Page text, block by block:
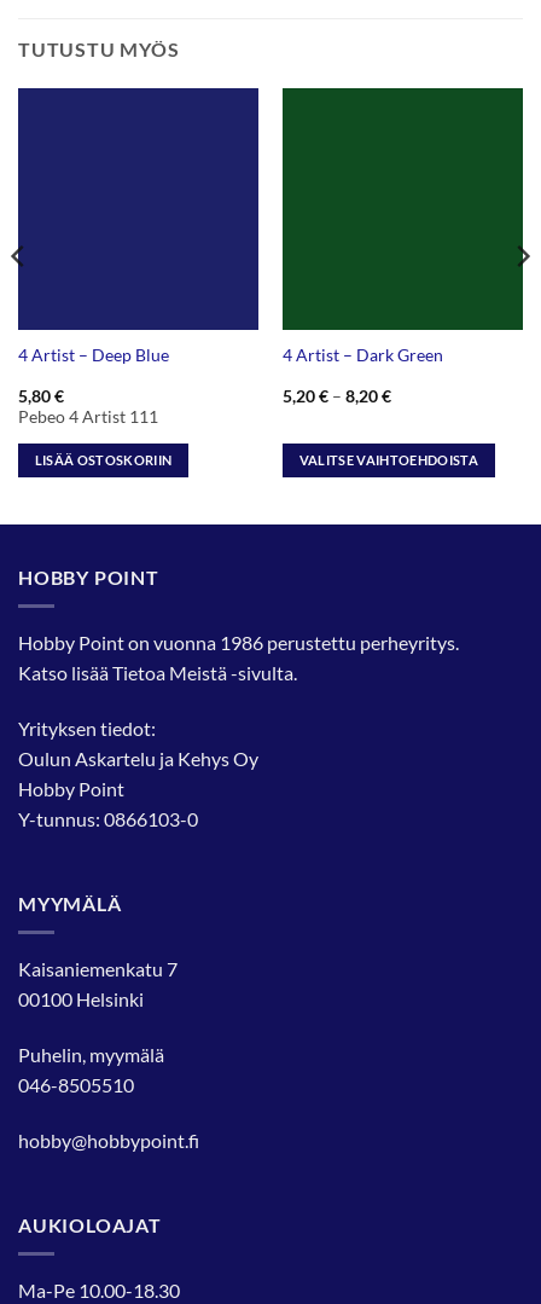
TUTUSTU MYÖS
4 Artist – Deep Blue
5,80€
Pebeo 4 Artist 111
LISÄÄ OSTOSKORIIN
4 Artist – Dark Green
5,20€ – 8,20€Hintaluokka:
8,20 €
VALITSE VAIHTOEHDOISTA
tehdä
HOBBY POINT
Hobby Point on vuonna 1986 perustettu perheyritys.
Katso lisääTietoa Meistä-sivulta.
Yrityksen tiedot:
Oulun Askartelu ja Kehys Oy
Hobby Point
Y-tunnus: 0866103-0
MYYMÄLÄ
Kaisaniemenkatu 7
00100 Helsinki
Puhelin, myymälä
046-8505510
hobby@hobbypoint.fi
AUKIOLOAJAT
Ma-Pe 10.00-18.30